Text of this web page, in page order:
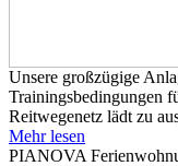
Unsere großzügige
Trainingsbedingungen
Reitwegenetz lädt zu
Mehr lesen
PIANOVA